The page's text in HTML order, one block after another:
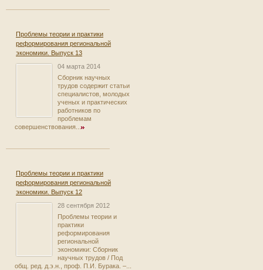
Проблемы теории и практики
реформирования региональной
экономики. Выпуск 13
04 марта 2014
Сборник научных
трудов содержит статьи
специалистов, молодых
ученых и практических
работников по
проблемам
совершенствования...
Проблемы теории и практики
реформирования региональной
экономики. Выпуск 12
28 сентября 2012
Проблемы теории и
практики
реформирования
региональной
экономики: Сборник
научных трудов / Под
общ. ред. д.э.н., проф. П.И. Бурака. –...